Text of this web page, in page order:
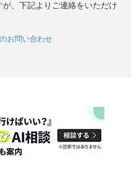
、下記よりご連絡をいただけ
お問い合わせ